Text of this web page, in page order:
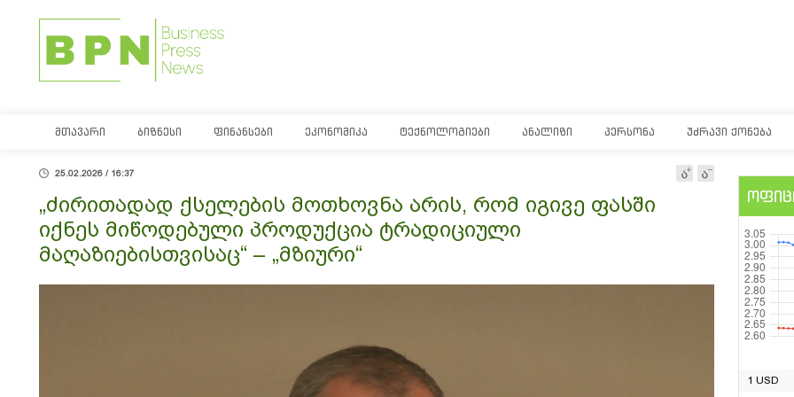
ᲛᲗᲐᲕᲐᲠᲘ ᲑᲘᲖᲜᲔᲡᲘ ᲤᲘᲜᲐᲜᲡᲔᲑᲘ ᲔᲙᲝᲜᲝᲛᲘᲙᲐ ᲢᲔᲥᲜᲝᲚᲝᲒᲘᲔᲑᲘ ᲐᲜᲐᲚᲘᲖᲘ ᲞᲔᲠᲡᲝᲜᲐ ᲣᲫᲠᲐᲕᲘ ᲥᲝᲜᲔᲑᲐ
25.02.2026 / 16:37
„ძირითადად ქსელების მოთხოვნა არის, რომ იგივე ფასში
იქნეს მიწოდებული პროდუქცია ტრადიციული
მაღაზიებისთვისაც“ – „მზიური“
1 USD